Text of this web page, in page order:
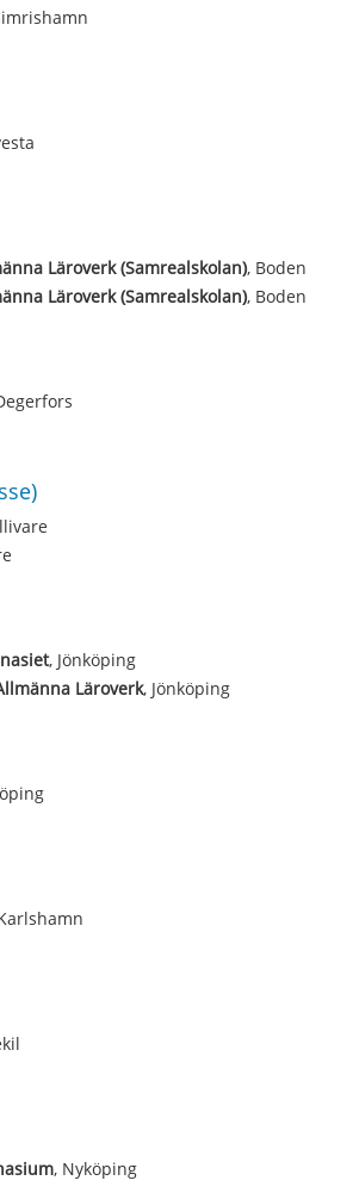
Läroverk (Samrealskolan), Boden
Läroverk (Samrealskolan), Boden
, Jönköping
Läroverk, Jönköping
, Nyköping